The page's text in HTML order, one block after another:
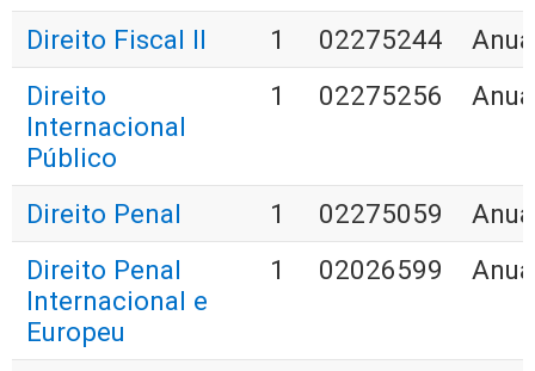
Direito Fiscal II
1 02275244
Direito
Internacional
Público
1 02275256
Direito Penal 1 02275059
Direito Penal
Internacional e
Europeu
1 02026599